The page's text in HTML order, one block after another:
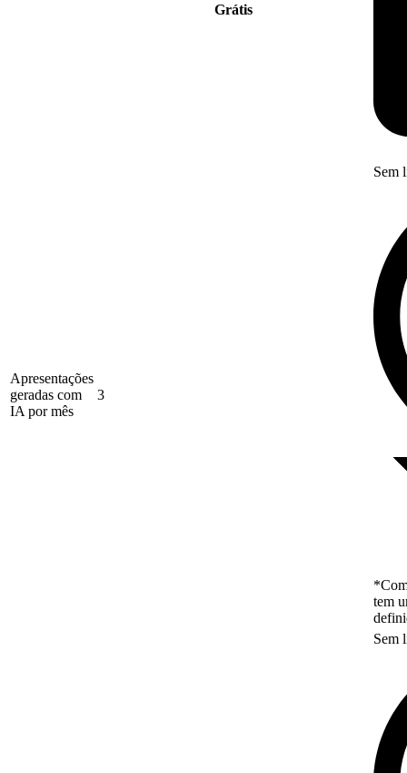
Grátis
Apresentações
geradas com
IA por mês
3
Sem
tem
Sem